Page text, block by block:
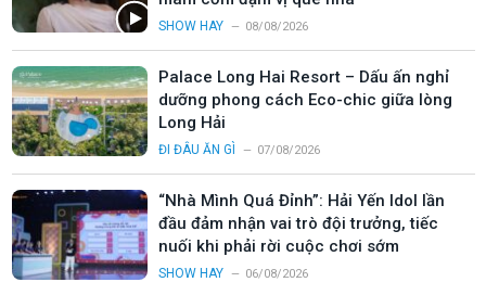
SHOW HAY 08/08/2026
Palace Long Hai Resort – Dấu ấn nghỉ
dưỡng phong cách Eco-chic giữa lòng
Long Hải
ĐI ĐÂU ĂN GÌ 07/08/2026
“Nhà Mình Quá Đỉnh”: Hải Yến Idol lần
đầu đảm nhận vai trò đội trưởng, tiếc
nuối khi phải rời cuộc chơi sớm
SHOW HAY 06/08/2026